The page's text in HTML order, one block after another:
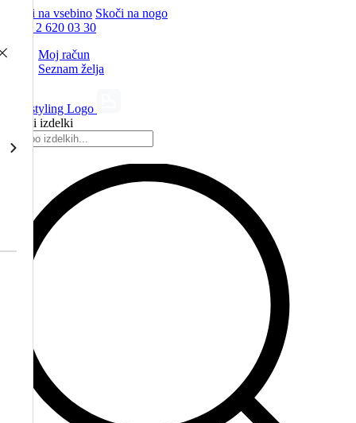
Skoči na vsebino Skoči na nogo
+386 2 620 03 30
Moj račun
Seznam želja
Vsi izdelki
Products
search